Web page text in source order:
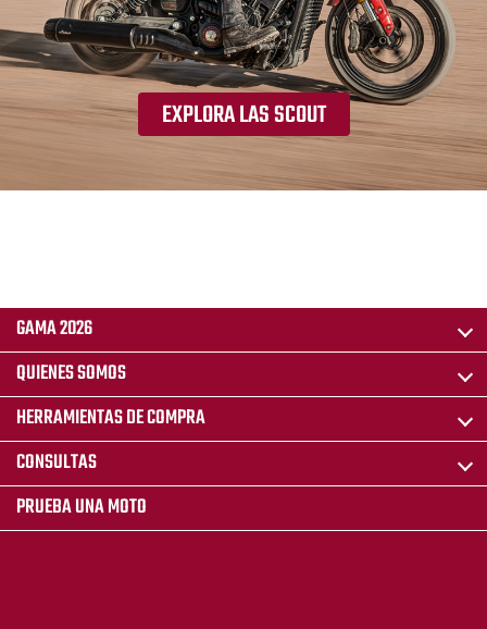
EXPLORA LAS SCOUT
GAMA 2026
QUIENES SOMOS
HERRAMIENTAS DE COMPRA
CONSULTAS
PRUEBA UNA MOTO